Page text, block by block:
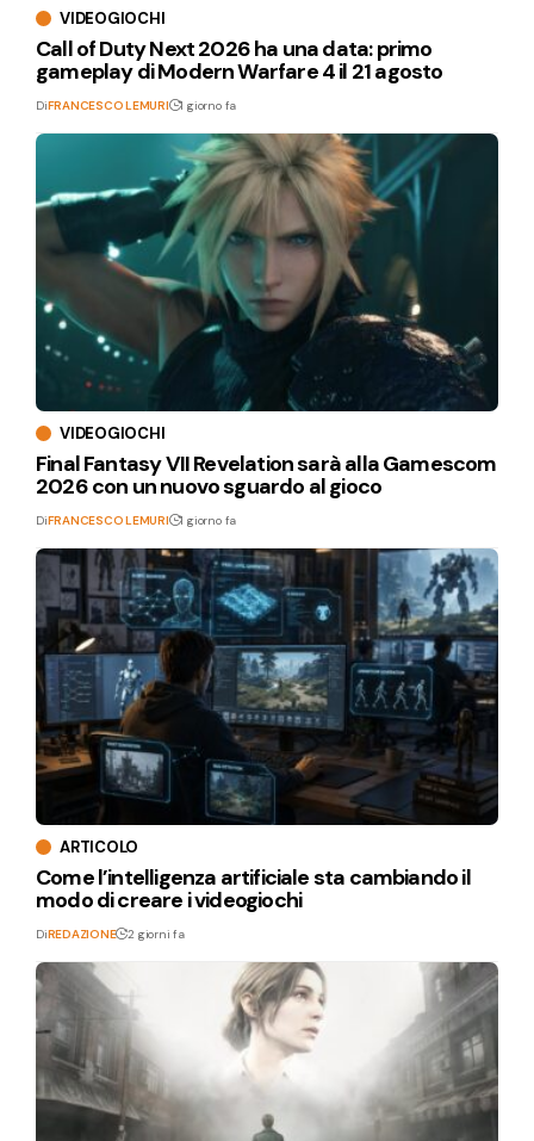
VIDEOGIOCHI
Call of Duty Next 2026 ha una data: primo
gameplay di Modern Warfare 4 il 21 agosto
DiFRANCESCO LEMURI 1 giorno fa
VIDEOGIOCHI
Final Fantasy VII Revelation sarà alla Gamescom
2026 con un nuovo sguardo al gioco
DiFRANCESCO LEMURI 1 giorno fa
ARTICOLO
Come l’intelligenza artificiale sta cambiando il
modo di creare i videogiochi
DiREDAZIONE 2 giorni fa